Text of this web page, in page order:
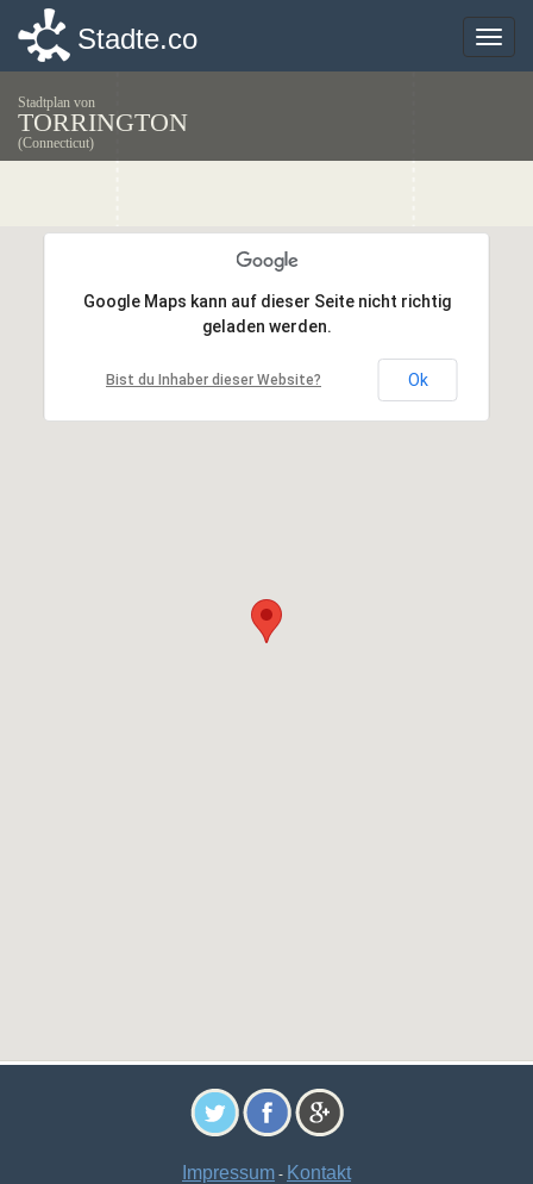
Toggle
Stadte.co
Stadtplan von
TORRINGTON
(Connecticut)
Google Maps kann auf dieser Seite nicht richtig
geladen werden.
Bist du Inhaber dieser Website? Ok
Google Maps kann auf dieser Seite nicht richtig
geladen werden.
Bist du Inhaber dieser Website? Ok
Impressum - Kontakt
Toggle
Stadte.co